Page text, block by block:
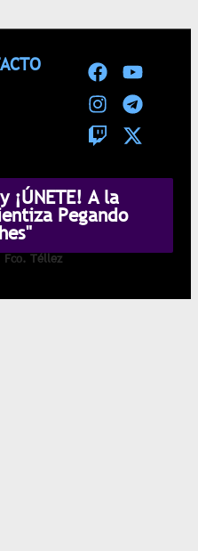
¡ÚNETE! A la
Pegando
Fco. Téllez